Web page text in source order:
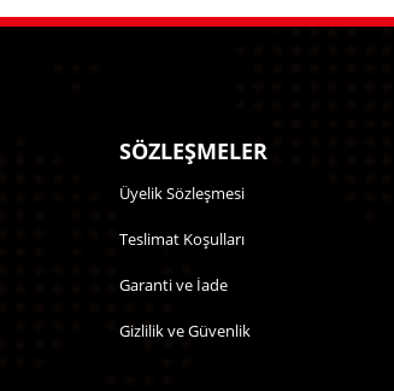
SÖZLEŞMELER
Üyelik Sözleşmesi
Teslimat Koşulları
Garanti ve İade
Gizlilik ve Güvenlik